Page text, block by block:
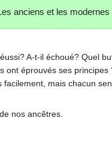
anciens et les modernes
A-t-il échoué? Quel
éprouvés ses
mais chacun
nos ancêtres.